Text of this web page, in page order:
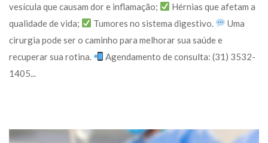
vesícula que causam dor e inflamação;
Hérnias que afetam a
qualidade de vida;
Tumores no sistema digestivo.
Uma
cirurgia pode ser o caminho para melhorar sua saúde e
recuperar sua rotina.
Agendamento de consulta: (31) 3532-
1405...